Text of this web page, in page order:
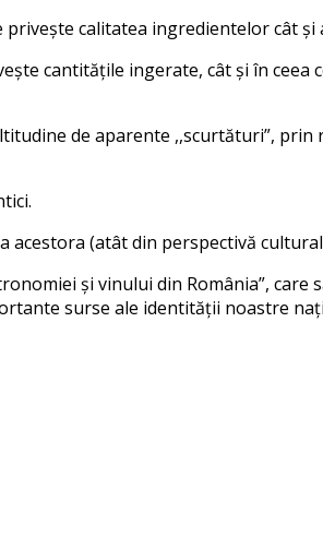
calitatea ingredientelor cât
cantitățile ingerate, cât și în
de aparente ,,scurtături”,
(atât din perspectivă
și vinului din România”,
surse ale identității noastre